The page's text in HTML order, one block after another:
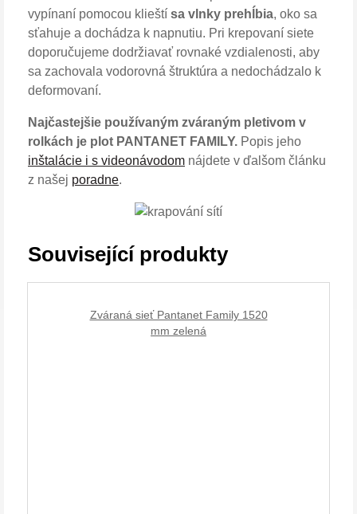
vypínaní pomocou klieští sa vlnky prehĺbia, oko sa
sťahuje a dochádza k napnutiu. Pri krepovaní siete
doporučujeme dodržiavať rovnaké vzdialenosti, aby
sa zachovala vodorovná štruktúra a nedochádzalo k
deformovaní.
Najčastejšie používaným zváraným pletivom v
rolkách je plot PANTANET FAMILY. Popis jeho
inštalácie i s videonávodom nájdete v ďalšom článku
z našej poradne.
Související produkty
Zváraná sieť Pantanet Family 1520
mm zelená